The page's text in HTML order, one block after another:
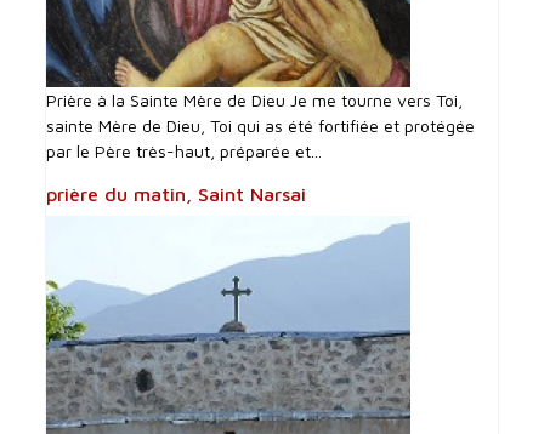
Prière à la Sainte Mère de Dieu Je me tourne vers Toi,
sainte Mère de Dieu, Toi qui as été fortifiée et protégée
par le Père très-haut, préparée et...
prière du matin, Saint Narsai